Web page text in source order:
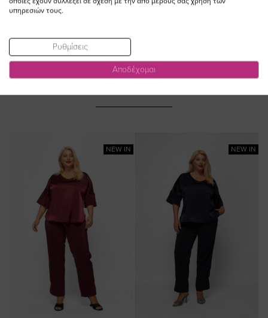
NEW IN NEW IN
υπηρεσιών τους.
Ρυθμίσεις
Αποδέχομαι